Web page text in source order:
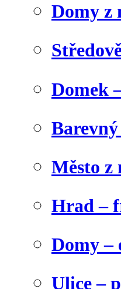
Domy z
Domek
Město z
Hrad –
Domy –
Ulice –